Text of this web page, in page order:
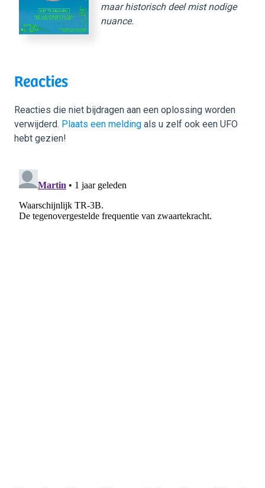
maar historisch deel mist nodige
nuance.
Reacties
Reacties die niet bijdragen aan een oplossing worden
verwijderd. Plaats een melding als u zelf ook een UFO
hebt gezien!